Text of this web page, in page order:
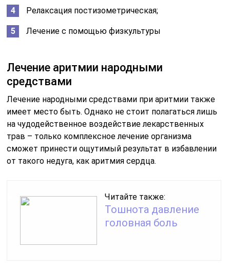
Релаксация постизометрическая;
Лечение с помощью физкультуры
Лечение аритмии народными
средствами
Лечение народными средствами при аритмии также
имеет место быть. Однако не стоит полагаться лишь
на чудодейственное воздействие лекарственных
трав – только комплексное лечение организма
сможет принести ощутимый результат в избавлении
от такого недуга, как аритмия сердца.
Читайте также:
Тошнота давление
головная боль